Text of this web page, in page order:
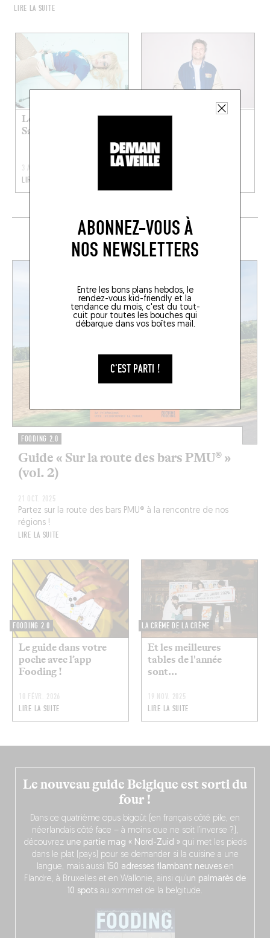
ABONNEZ-VOUS À
NOS NEWSLETTERS
Entre les bons plans hebdos, le
rendez-vous kid-friendly et la
tendance du mois, c'est du tout-
cuit pour toutes les bouches qui
débarque dans vos boîtes mail.
C'EST PARTI !
LIRE LA SUITE
Les restos préf’ de
Sam Quealy
3 AOÛT 2026
LIRE LA SUITE
Les restos kid-
Guigui Pop
27 JUIL. 2026
EN CE MOMENT SUR LE FOODING
FOODING 2.0
Guide « Sur la route des bars PMU® »
(vol. 2)
21 OCT. 2025
Partez sur la route des bars PMU® à la rencontre de nos
régions !
LIRE LA SUITE
FOODING 2.0
Le guide dans votre
poche avec l’app
Fooding !
10 FÉVR. 2026
LIRE LA SUITE
LA CRÈME DE LA CRÈME
Et les meilleures
tables de l'année
sont...
19 NOV. 2025
LIRE LA SUITE
Le nouveau guide Belgique est sorti du
four !
Dans ce quatrième opus bigoût (en français côté pile, en
néerlandais côté face – à moins que ne soit l’inverse ?),
découvrez une partie mag « Nord-Zuid » qui met les pieds
dans le plat (pays) pour se demander si la cuisine a une
langue, mais aussi 150 adresses flambant neuvesen
Flandre, à Bruxelles et en Wallonie, ainsi qu’ un palmarès de
10 spots au sommet de la belgitude.